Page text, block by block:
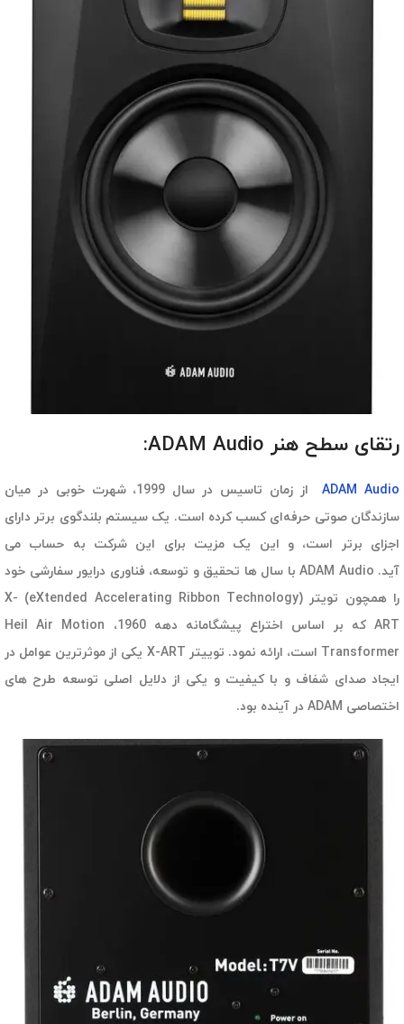
رتقای سطح هنر ADAM Audio:
ADAM Audio
از زمان تاسیس در سال 1999، شهرت خوبی در میان
سازندگان صوتی حرفه‌ای کسب کرده است. یک سیستم بلندگوی برتر دارای
اجزای برتر است، و این یک مزیت برای این شرکت به حساب می
آید. ADAM Audio با سال ها تحقیق و توسعه، فناوری درایور سفارشی خود
را همچون تویتر (eXtended Accelerating Ribbon Technology) X-
ART که بر اساس اختراع پیشگامانه دهه 1960، Heil Air Motion
Transformer است، ارائه نمود. توییتر X-ART یکی از موثرترین عوامل در
ایجاد صدای شفاف و با کیفیت و یکی از دلایل اصلی توسعه طرح های
اختصاصی ADAM در آینده بود.